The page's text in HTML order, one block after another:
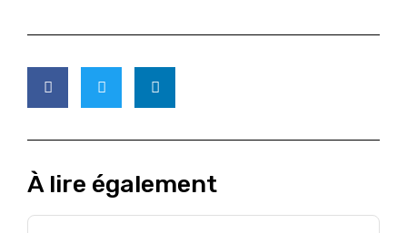
À lire également